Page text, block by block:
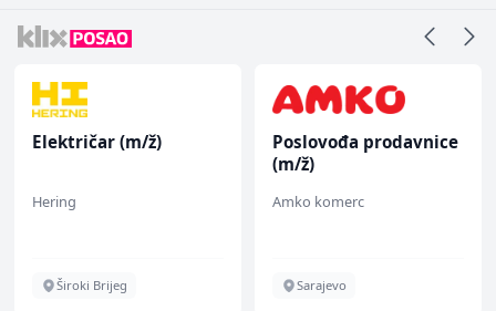
Električar (m/ž)
Hering
Široki Brijeg
Poslovođa prodavnice
(m/ž)
Amko komerc
Sarajevo